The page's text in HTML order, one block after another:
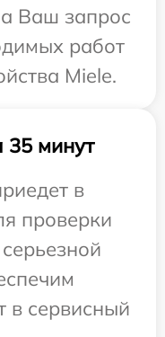
Ваш запрос
работ
Miele.
35 минут
в
проверки
в сервисный